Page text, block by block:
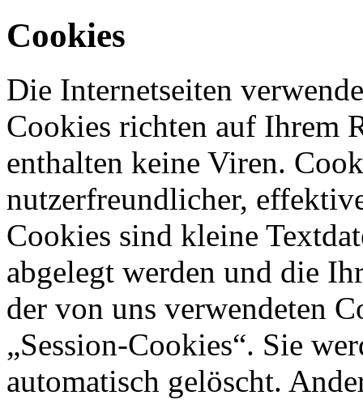
Cookies
Die Internetseiten
Cookies richten auf Ihrem
enthalten keine Viren.
nutzerfreundlicher,
Cookies sind kleine
abgelegt werden und die
der von uns verwendeten
„Session-Cookies“. Sie
automatisch gelöscht.